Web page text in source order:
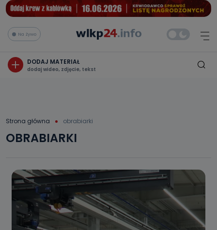
Na żywo
DODAJ MATERIAŁ
dodaj wideo, zdjęcie, tekst
Strona główna obrabiarki
OBRABIARKI